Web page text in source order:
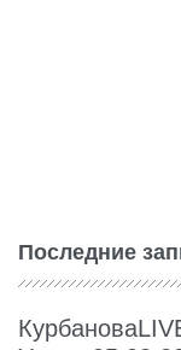
Последние